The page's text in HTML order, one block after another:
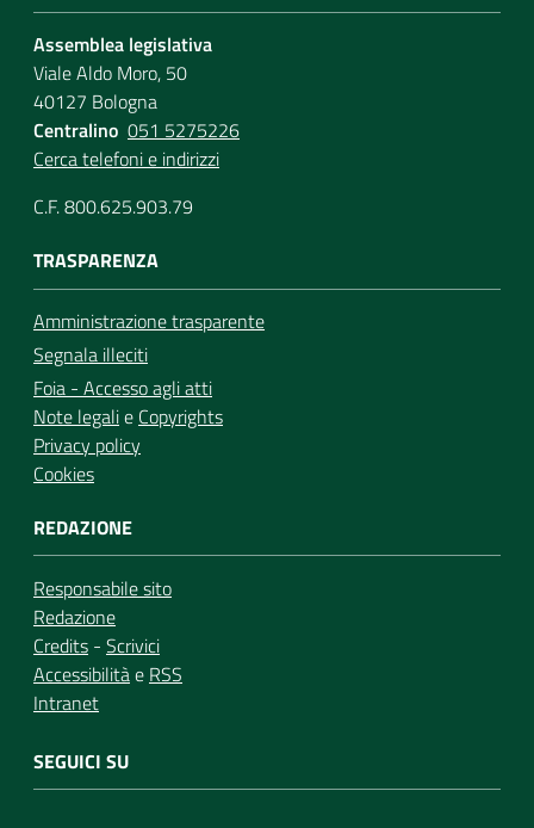
Assemblea legislativa
Viale Aldo Moro, 50
40127 Bologna
Centralino 051 5275226
Cerca telefoni e indirizzi
C.F. 800.625.903.79
TRASPARENZA
Amministrazione trasparente
Segnala illeciti
Foia - Accesso agli atti
Note legalie Copyrights
Privacy policy
Cookies
REDAZIONE
Responsabile sito
Redazione
Credits - Scrivici
Accessibilitàe RSS
Intranet
SEGUICI SU